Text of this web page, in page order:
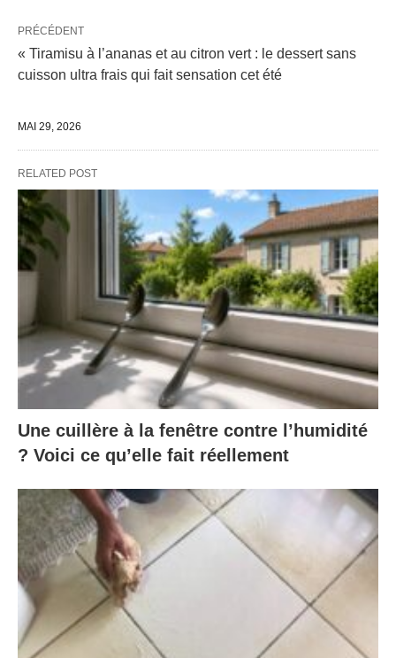
PRÉCÉDENT
« Tiramisu à l’ananas et au citron vert : le dessert sans
cuisson ultra frais qui fait sensation cet été
MAI 29, 2026
RELATED POST
Une cuillère à la fenêtre contre l’humidité
? Voici ce qu’elle fait réellement